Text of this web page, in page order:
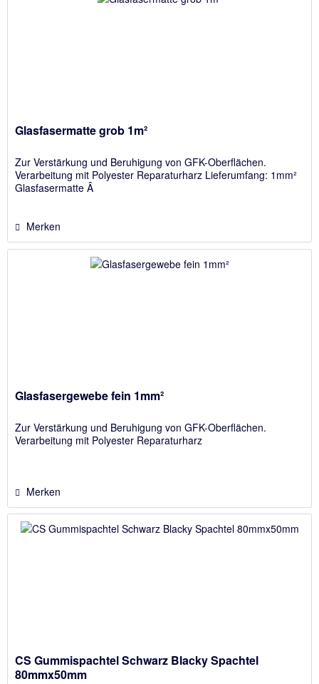
Glasfasermatte grob 1m²
Zur Verstärkung und Beruhigung von GFK-Oberflächen.
Verarbeitung mit Polyester Reparaturharz Lieferumfang: 1mm²
Glasfasermatte Â
Merken
Glasfasergewebe fein 1mm²
Zur Verstärkung und Beruhigung von GFK-Oberflächen.
Verarbeitung mit Polyester Reparaturharz
Merken
CS Gummispachtel Schwarz Blacky Spachtel
80mmx50mm